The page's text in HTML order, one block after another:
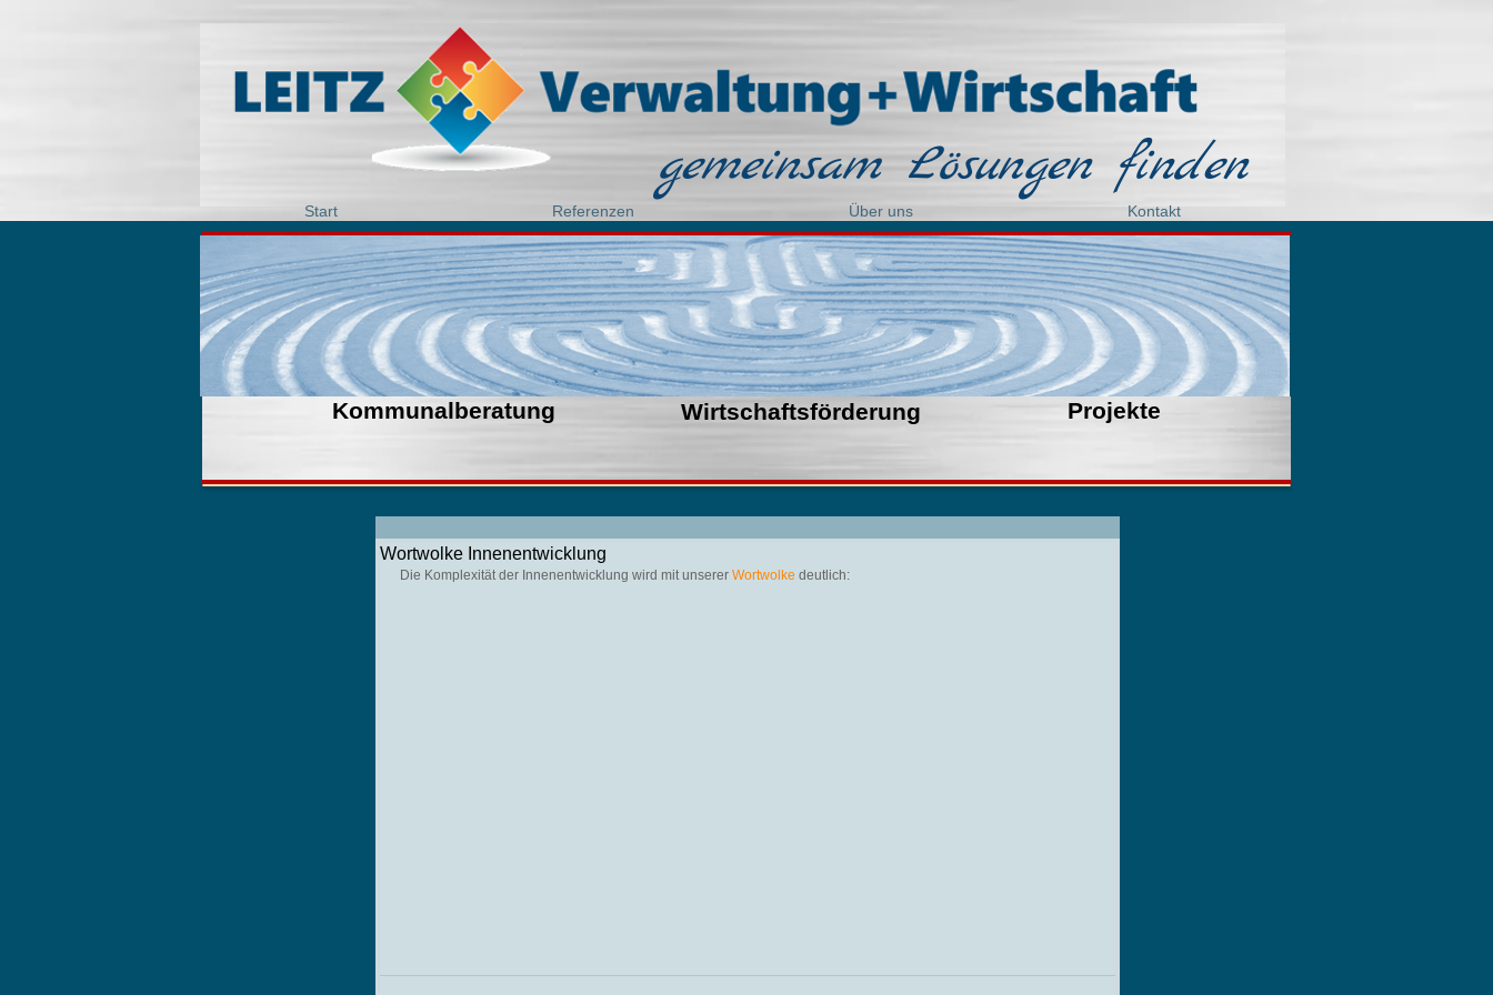
Start Referenzen Über uns Kontakt
gemeinsam Lösungen finden
Wirtschaftsförderung
Kommunalberatung Projekte
Wortwolke Innenentwicklung
Die Komplexität der Innenentwicklung wird mit unserer Wortwolke deutlich: